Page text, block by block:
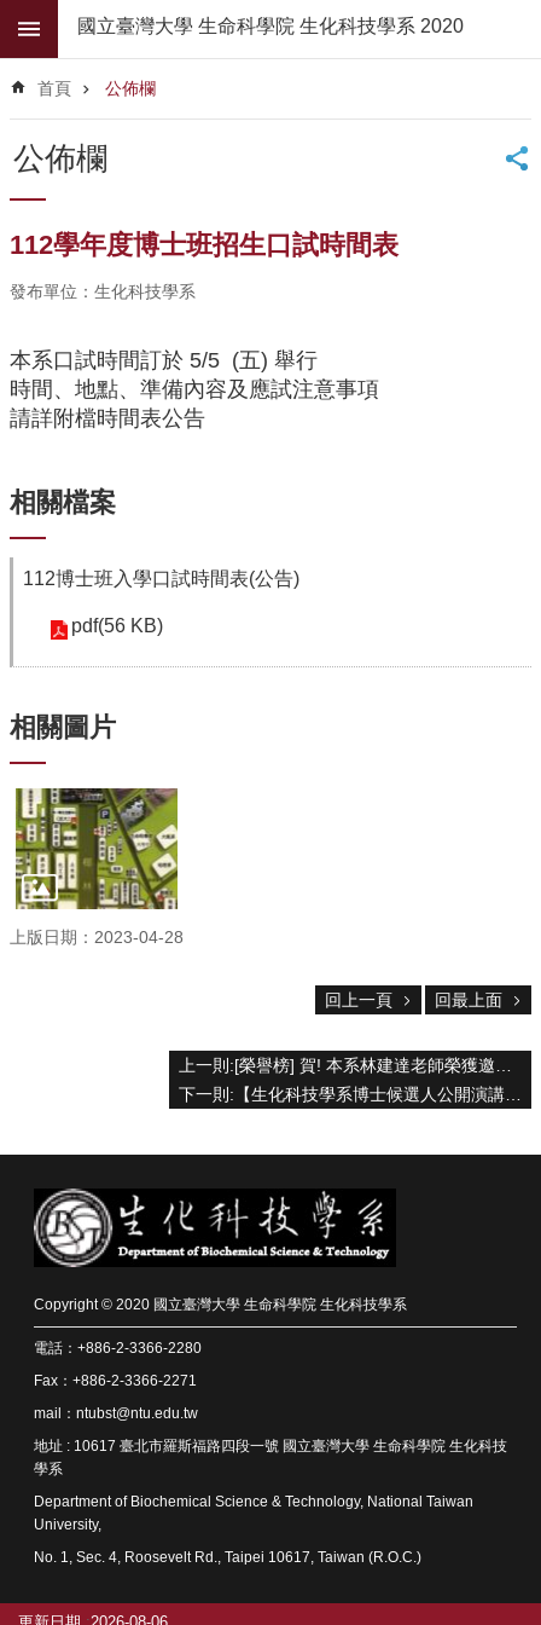
跳到主要內容區塊
階
尋
公
佈
系
介
系
所
高
中
生
大
部
碩
博
士
班
系
友
會
下
中
心
款
專
區
頁
大
首
頁
科
國立臺灣大學 生命科學院 生化科技學系 2020
首頁 公佈欄
公佈欄
112學年度博士班招生口試時間表
發布單位：生化科技學系
本系口試時間訂於 5/5 (五) 舉行
時間、地點、準備內容及應試注意事項
請詳附檔時間表公告
相關檔案
112博士班入學口試時間表(公告)
pdf(56 KB)
相關圖片
上版日期：2023-04-28
回上一頁 回最上面
Copyright © 2020 國立臺灣大學 生命科學院 生化科技學系
電話：+886-2-3366-2280
Fax：+886-2-3366-2271
mail：ntubst@ntu.edu.tw
地址 : 10617 臺北市羅斯福路四段一號 國立臺灣大學 生命科學院 生化科技
學系
Department of Biochemical Science & Technology, National Taiwan
University,
No. 1, Sec. 4, Roosevelt Rd., Taipei 10617, Taiwan (R.O.C.)